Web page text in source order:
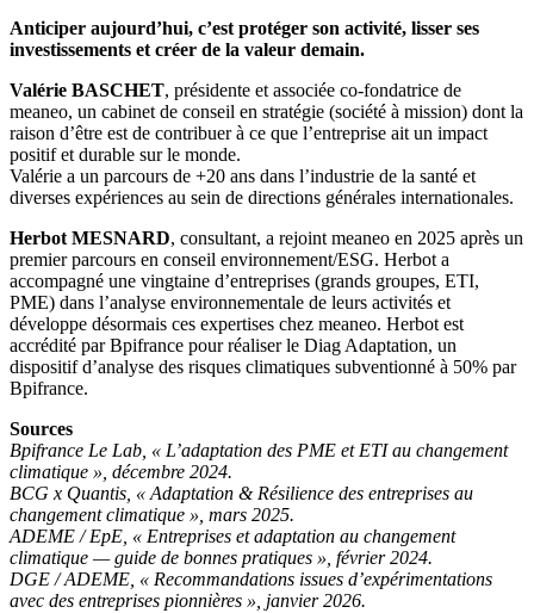
Anticiper aujourd’hui, c’est protéger son activité, lisser ses
investissements et créer de la valeur demain.
Valérie BASCHET, présidente et associée co-fondatrice de
meaneo, un cabinet de conseil en stratégie (société à mission) dont la
raison d’être est de contribuer à ce que l’entreprise ait un impact
positif et durable sur le monde.
Valérie a un parcours de +20 ans dans l’industrie de la santé et
diverses expériences au sein de directions générales internationales.
Herbot MESNARD, consultant, a rejoint meaneo en 2025 après un
premier parcours en conseil environnement/ESG. Herbot a
accompagné une vingtaine d’entreprises (grands groupes, ETI,
PME) dans l’analyse environnementale de leurs activités et
développe désormais ces expertises chez meaneo. Herbot est
accrédité par Bpifrance pour réaliser le Diag Adaptation, un
dispositif d’analyse des risques climatiques subventionné à 50% par
Bpifrance.
Sources
Bpifrance Le Lab, « L’adaptation des PME et ETI au changement
climatique », décembre 2024.
BCG x Quantis, « Adaptation & Résilience des entreprises au
changement climatique », mars 2025.
ADEME / EpE, « Entreprises et adaptation au changement
climatique — guide de bonnes pratiques », février 2024.
DGE / ADEME, « Recommandations issues d’expérimentations
avec des entreprises pionnières », janvier 2026.